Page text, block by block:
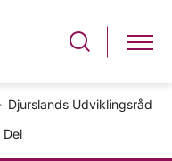
Djurslands Udviklingsråd
Del